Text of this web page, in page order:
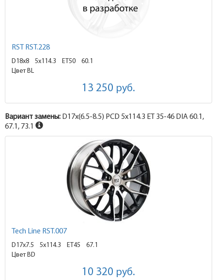
RST RST.228
D18x8 5x114.3 ET50
60.1
Цвет BL
13 250 руб.
Вариант замены: D17x(6.5-8.5) PCD 5x114.3 ET 35-46 DIA 60.1,
67.1, 73.1
Tech Line RST.007
D17x7.5 5x114.3 ET45
67.1
Цвет BD
10 320 руб.